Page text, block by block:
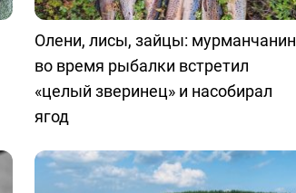
Олени, лисы, зайцы: мурманчанин
во время рыбалки встретил
«целый зверинец» и насобирал
ягод